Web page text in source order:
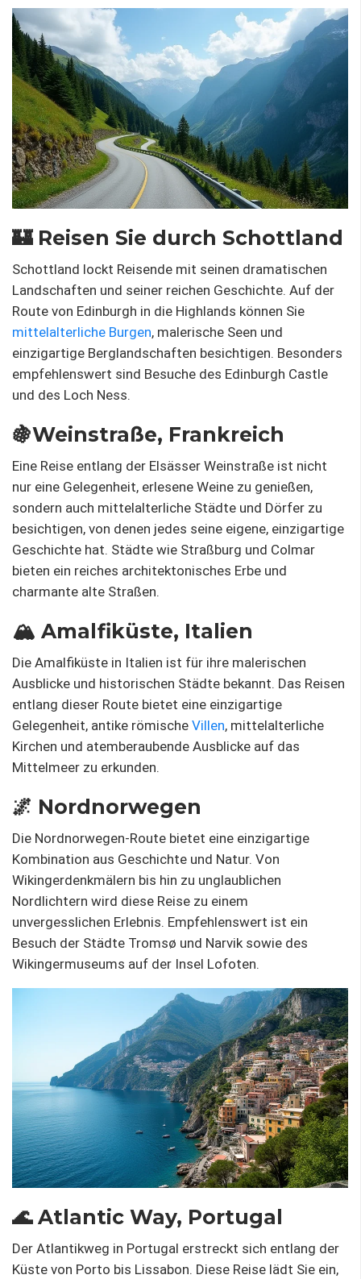
🏰 Reisen Sie durch Schottland
Schottland lockt Reisende mit seinen dramatischen
Landschaften und seiner reichen Geschichte. Auf der
Route von Edinburgh in die Highlands können Sie
mittelalterliche Burgen, malerische Seen und
einzigartige Berglandschaften besichtigen. Besonders
empfehlenswert sind Besuche des Edinburgh Castle
und des Loch Ness.
🍇Weinstraße, Frankreich
Eine Reise entlang der Elsässer Weinstraße ist nicht
nur eine Gelegenheit, erlesene Weine zu genießen,
sondern auch mittelalterliche Städte und Dörfer zu
besichtigen, von denen jedes seine eigene, einzigartige
Geschichte hat. Städte wie Straßburg und Colmar
bieten ein reiches architektonisches Erbe und
charmante alte Straßen.
🏔️ Amalfiküste, Italien
Die Amalfiküste in Italien ist für ihre malerischen
Ausblicke und historischen Städte bekannt. Das Reisen
entlang dieser Route bietet eine einzigartige
Gelegenheit, antike römische Villen, mittelalterliche
Kirchen und atemberaubende Ausblicke auf das
Mittelmeer zu erkunden.
🌌 Nordnorwegen
Die Nordnorwegen-Route bietet eine einzigartige
Kombination aus Geschichte und Natur. Von
Wikingerdenkmälern bis hin zu unglaublichen
Nordlichtern wird diese Reise zu einem
unvergesslichen Erlebnis. Empfehlenswert ist ein
Besuch der Städte Tromsø und Narvik sowie des
Wikingermuseums auf der Insel Lofoten.
🌊 Atlantic Way, Portugal
Der Atlantikweg in Portugal erstreckt sich entlang der
Küste von Porto bis Lissabon. Diese Reise lädt Sie ein,